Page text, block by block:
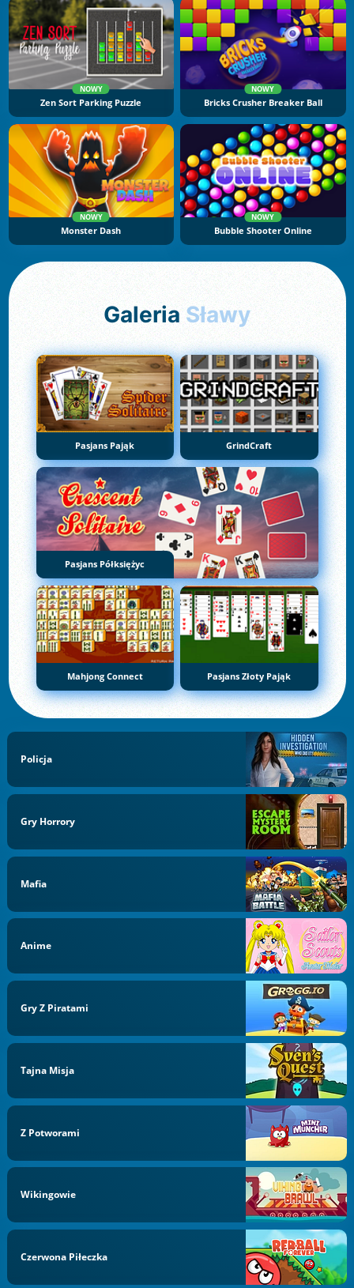
NOWY
Zen Sort Parking Puzzle
NOWY
Bricks Crusher Breaker Ball
NOWY
Monster Dash
NOWY
Bubble Shooter Online
Galeria Sławy
Pasjans Pająk GrindCraft
Pasjans Półksiężyc
Mahjong Connect Pasjans Złoty Pająk
Policja
Gry Horrory
Mafia
Anime
Gry Z Piratami
Tajna Misja
Z Potworami
Wikingowie
Czerwona Piłeczka